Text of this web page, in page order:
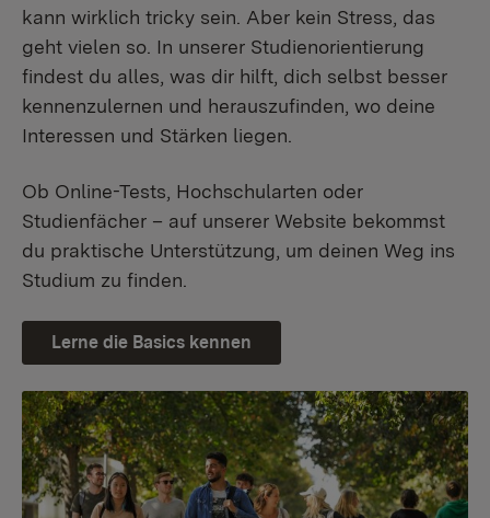
kann wirklich tricky sein. Aber kein Stress, das
geht vielen so. In unserer Studienorientierung
findest du alles, was dir hilft, dich selbst besser
kennenzulernen und herauszufinden, wo deine
Interessen und Stärken liegen.
Ob Online-Tests, Hochschularten oder
Studienfächer – auf unserer Website bekommst
du praktische Unterstützung, um deinen Weg ins
Studium zu finden.
Lerne die Basics kennen